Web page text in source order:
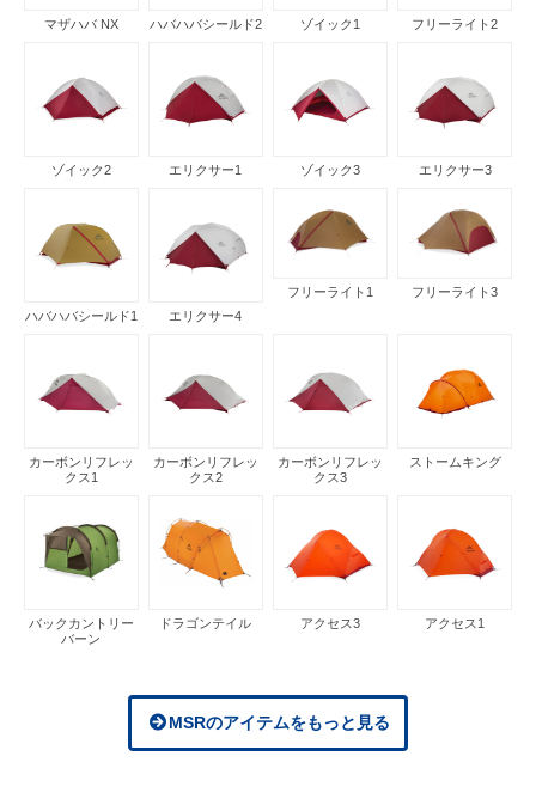
マザハバ NX ハバハバシールド2 ゾイック1 フリーライト2
ゾイック2 エリクサー1 ゾイック3 エリクサー3
ハバハバシールド1 エリクサー4
フリーライト1 フリーライト3
カーボンリフレッ
クス1
カーボンリフレッ
クス2
カーボンリフレッ
クス3
ストームキング
バックカントリー
バーン
ドラゴンテイル アクセス3 アクセス1
MSRのアイテムをもっと見る